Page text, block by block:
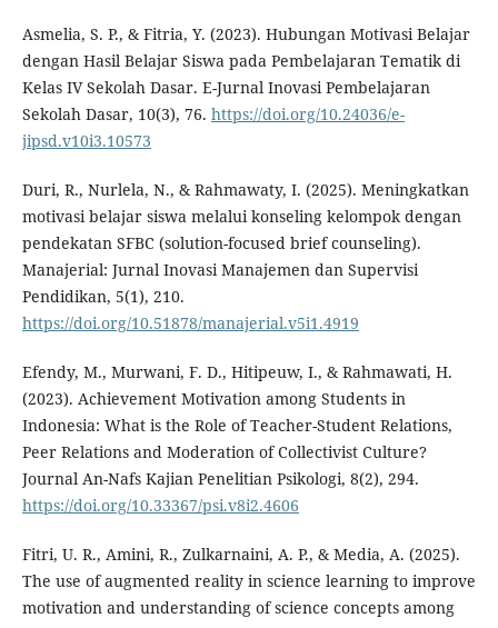
Asmelia, S. P., & Fitria, Y. (2023). Hubungan Motivasi Belajar
dengan Hasil Belajar Siswa pada Pembelajaran Tematik di
Kelas IV Sekolah Dasar. E-Jurnal Inovasi Pembelajaran
Sekolah Dasar, 10(3), 76. https://doi.org/10.24036/e-
jipsd.v10i3.10573
Duri, R., Nurlela, N., & Rahmawaty, I. (2025). Meningkatkan
motivasi belajar siswa melalui konseling kelompok dengan
pendekatan SFBC (solution-focused brief counseling).
Manajerial: Jurnal Inovasi Manajemen dan Supervisi
Pendidikan, 5(1), 210.
https://doi.org/10.51878/manajerial.v5i1.4919
Efendy, M., Murwani, F. D., Hitipeuw, I., & Rahmawati, H.
(2023). Achievement Motivation among Students in
Indonesia: What is the Role of Teacher-Student Relations,
Peer Relations and Moderation of Collectivist Culture?
Journal An-Nafs Kajian Penelitian Psikologi, 8(2), 294.
https://doi.org/10.33367/psi.v8i2.4606
Fitri, U. R., Amini, R., Zulkarnaini, A. P., & Media, A. (2025).
The use of augmented reality in science learning to improve
motivation and understanding of science concepts among